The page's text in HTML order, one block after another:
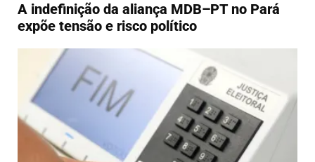
A indefinição da aliança MDB–PT no Pará
expõe tensão e risco político